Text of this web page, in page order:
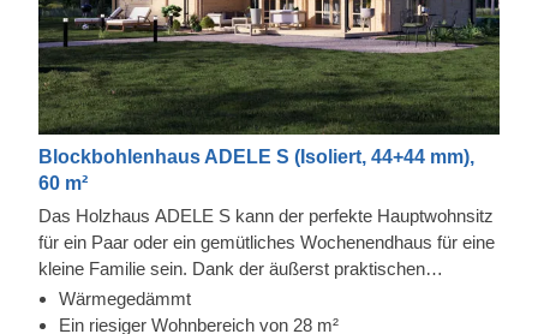
Blockbohlenhaus ADELE S (Isoliert, 44+44 mm),
60 m²
Das Holzhaus ADELE S kann der perfekte Hauptwohnsitz
für ein Paar oder ein gemütliches Wochenendhaus für eine
kleine Familie sein. Dank der äußerst praktischen
Raumaufteilung mit zwei Schlafzimmern auf der einen
Seite und einem großzügigen Wohnbereich mit Küche auf
Wärmegedämmt
Ein riesiger Wohnbereich von 28 m²